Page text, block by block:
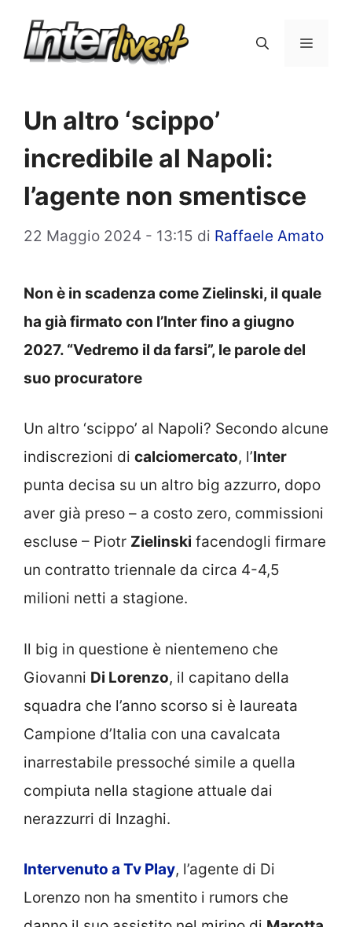
Menu
Un altro ‘scippo’
incredibile al Napoli:
l’agente non smentisce
22 Maggio 2024 - 13:15 di Raffaele Amato
Non è in scadenza come Zielinski, il quale
ha già firmato con l’Inter fino a giugno
2027. “Vedremo il da farsi”, le parole del
suo procuratore
Un altro ‘scippo’ al Napoli? Secondo alcune
indiscrezioni di calciomercato, l’Inter
punta decisa su un altro big azzurro, dopo
aver già preso – a costo zero, commissioni
escluse – Piotr Zielinski facendogli firmare
un contratto triennale da circa 4-4,5
milioni netti a stagione.
Il big in questione è nientemeno che
Giovanni Di Lorenzo, il capitano della
squadra che l’anno scorso si è laureata
Campione d’Italia con una cavalcata
inarrestabile pressoché simile a quella
compiuta nella stagione attuale dai
nerazzurri di Inzaghi.
Intervenuto a Tv Play, l’agente di Di
Lorenzo non ha smentito i rumors che